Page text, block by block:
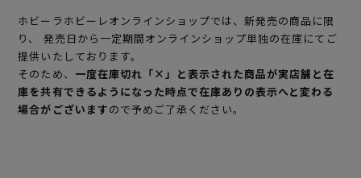
ホビーラホビーレオンラインショップでは、新発売の商品に限
り、 発売日から一定期間オンラインショップ単独の在庫にてご
提供いたしております。
そのため、 一度在庫切れ「×」と表示された商品が実店舗と在
庫を共有できるようになった時点で在庫ありの表示へと変わる
場合がございますので予めご了承ください。